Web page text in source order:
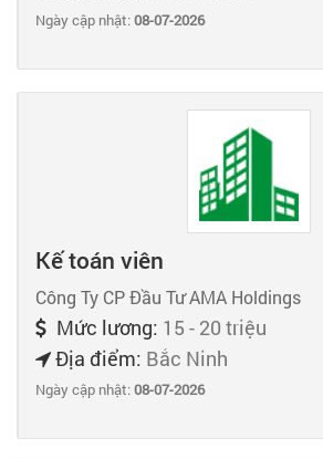
Ngày cập nhật:08-07-2026
Kế toán viên
Công Ty CP Đầu Tư AMA Holdings
Mức lương: 15 - 20 triệu
Địa điểm: Bắc Ninh
Ngày cập nhật:08-07-2026